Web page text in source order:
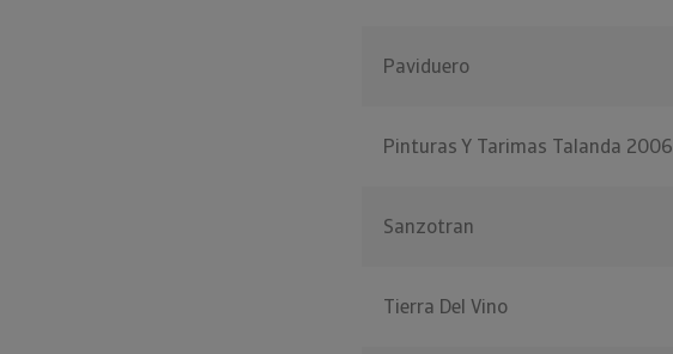
Paviduero
Pinturas Y Tarimas Talanda 2006
Sanzotran
Tierra Del Vino